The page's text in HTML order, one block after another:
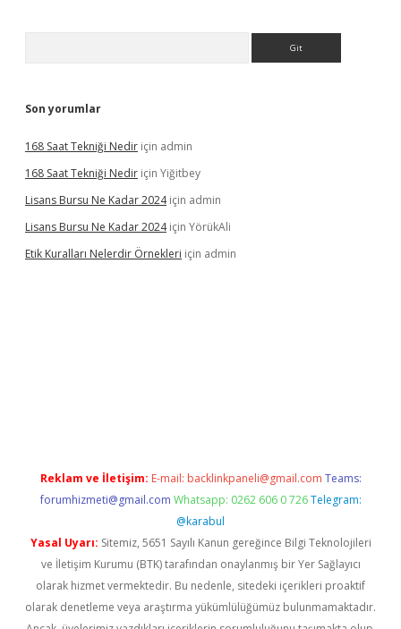
Son yorumlar
168 Saat Tekniği Nedir için admin
168 Saat Tekniği Nedir için Yiğitbey
Lisans Bursu Ne Kadar 2024için admin
Lisans Bursu Ne Kadar 2024için YörükAli
Etik Kuralları Nelerdir Örnekleri için admin
Reklam ve İletişim: E-mail: backlinkpaneli@gmail.com Teams:
forumhizmeti@gmail.com Whatsapp: 0262 606 0 726 Telegram:
@karabul
Yasal Uyarı: Sitemiz, 5651 Sayılı Kanun gereğince Bilgi Teknolojileri
ve İletişim Kurumu (BTK) tarafından onaylanmış bir Yer Sağlayıcı
olarak hizmet vermektedir. Bu nedenle, sitedeki içerikleri proaktif
olarak denetleme veya araştırma yükümlülüğümüz bulunmamaktadır.